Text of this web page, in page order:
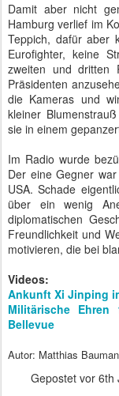
Damit aber nicht
Hamburg verlief im
Teppich, dafür aber
Eurofighter, keine
zweiten und dritten
Präsidenten
die Kameras und
kleiner
sie in einem
Im Radio wurde
Der eine Gegner
USA. Schade
über ein wenig
diplomatischen
Freundlichkeit und
motivieren, die bei
Videos:
Ankunft Xi Jinping
Militärische
Bellevue
Autor: Matthias
Gepostet vor 6th